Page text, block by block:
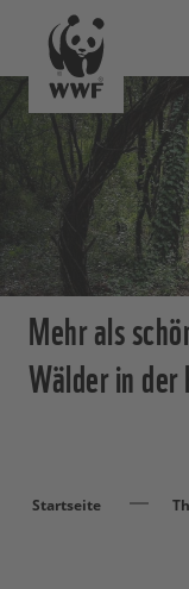
Mehr als
Wälder in der
Startseite